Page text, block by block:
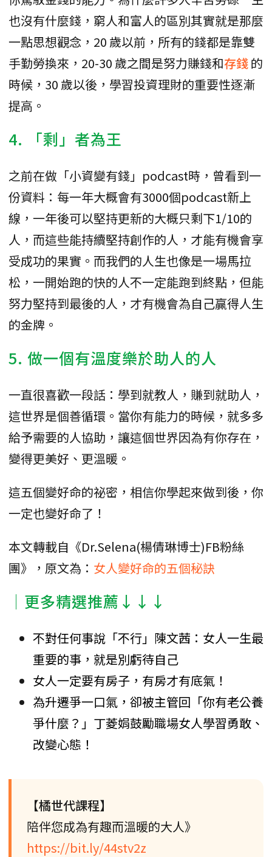
也沒有什麼錢，窮人和富人的區別其實就是那麼
一點思想觀念，20 歲以前，所有的錢都是靠雙
手勤勞換來，20-30 歲之間是努力賺錢和存錢的
時候，30 歲以後，學習投資理財的重要性逐漸
提高。
4. 「剩」者為王
之前在做「小資變有錢」podcast時，曾看到一
份資料：每一年大概會有3000個podcast新上
線，一年後可以堅持更新的大概只剩下1/10的
人，而這些能持續堅持創作的人，才能有機會享
受成功的果實。而我們的人生也像是一場馬拉
松，一開始跑的快的人不一定能跑到終點，但能
努力堅持到最後的人，才有機會為自己贏得人生
的金牌。
5. 做一個有溫度樂於助人的人
一直很喜歡一段話：學到就教人，賺到就助人，
這世界是個善循環。當你有能力的時候，就多多
給予需要的人協助，讓這個世界因為有你存在，
變得更美好、更溫暖。
這五個變好命的祕密，相信你學起來做到後，你
一定也變好命了！
本文轉載自《Dr.Selena(楊倩琳博士)FB粉絲
團》，原文為： 女人變好命的五個秘訣
│更多精選推薦↓↓↓
不對任何事說「不行」陳文茜：女人一生最
重要的事，就是別虧待自己
女人一定要有房子，有房才有底氣！
為升遷爭一口氣，卻被主管回「你有老公養
爭什麼？」丁菱娟鼓勵職場女人學習勇敢、
改變心態！
【橘世代課程】
陪伴您成為有趣而溫暖的大人》
https://bit.ly/44stv2z